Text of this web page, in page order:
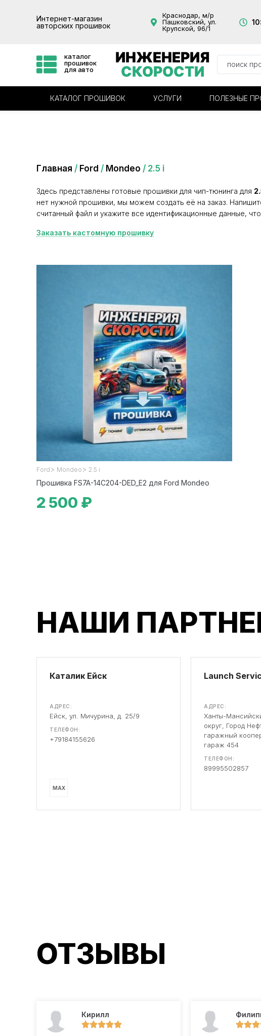
Интернет-магазин
авторских прошивок
Краснодар, м/р
Пашковский, ул.
Крупской, 96/1
каталог
прошивок
для авто
ИНЖЕНЕРИЯ
СКОРОСТИ
КАТАЛОГ ПРОШИВОК УСЛУГИ ПОЛЕЗНЫЕ
Главная / Ford / Mondeo / 2.5 i
Здесь представлены готовые прошивки для чип-тюнинга для
нет нужной прошивки, мы можем создать её на заказ.
считанный файл и укажите все идентификационные данные,
Заказать кастомную прошивку
Ford > Mondeo > 2.5 i
Прошивка FS7A-14C204-DED_E2 для Ford Mondeo
2 500 ₽
НАШИ
Каталик Ейск
АДРЕС:
Ейск, ул. Мичурина, д. 25/9
ТЕЛЕФОН:
+79184155626
MAX
Launch
АДРЕС:
Ханты-
округ, Город
гаражный
гараж 454
ТЕЛЕФОН:
89995502857
ОТЗЫВЫ
Кирилл